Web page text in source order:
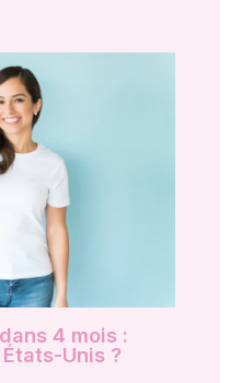
4 mois :
Unis ?